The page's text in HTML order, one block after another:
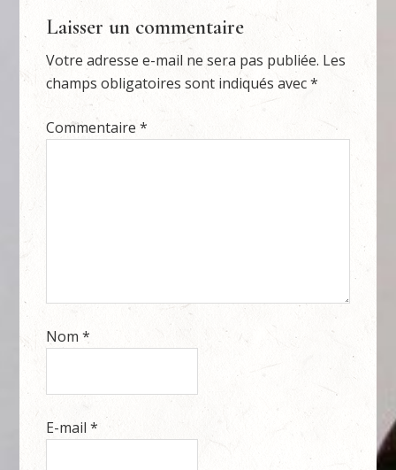
Laisser un commentaire
Votre adresse e-mail ne sera pas publiée. Les
champs obligatoires sont indiqués avec*
Commentaire*
Nom*
E-mail*